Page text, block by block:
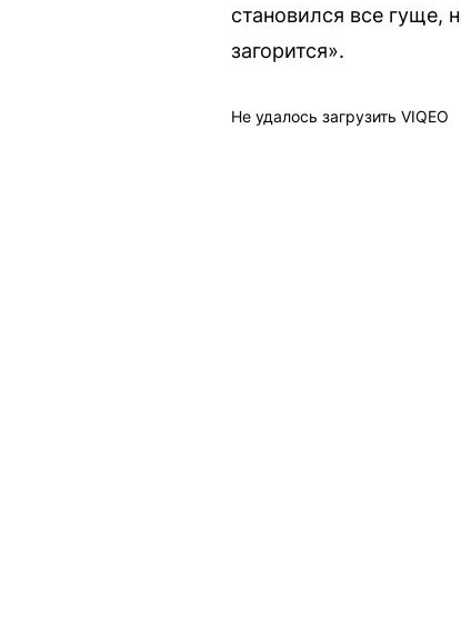
становился все гуще,
загорится».
Не удалось загрузить VIQEO